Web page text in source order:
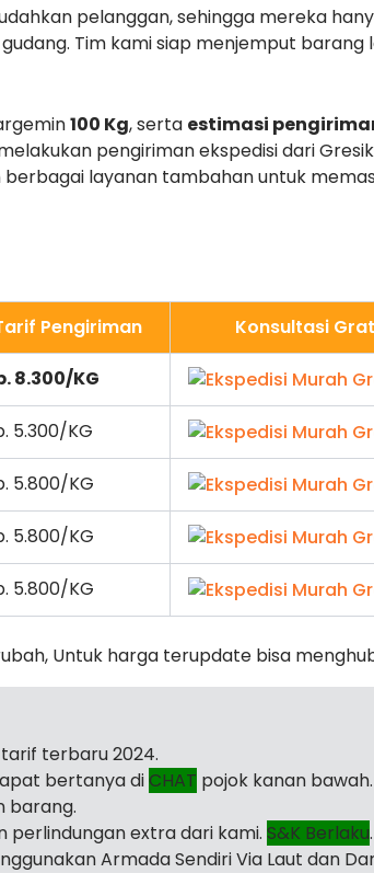
pelanggan, sehingga mereka
Tim kami siap menjemput barang
100 Kg, serta estimasi
pengiriman ekspedisi dari
berbagai layanan tambahan untuk
Pengiriman Konsultasi
8.300/KG
5.300/KG
5.800/KG
5.800/KG
5.800/KG
Untuk harga terupdate bisa
terbaru 2024.
bertanya diCHAT pojok kanan bawah.
barang.
perlindungan extra dari kami. S&K Berlaku.
Armada Sendiri Via Laut dan